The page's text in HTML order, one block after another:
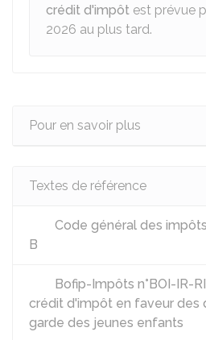
crédit d'impôt est prévue
2026 au plus tard.
Pour en savoir plus
Textes de référence
Code général des
B
Bofip-Impôts n°BOI-IR-
crédit d'impôt en faveur des
garde des jeunes enfants